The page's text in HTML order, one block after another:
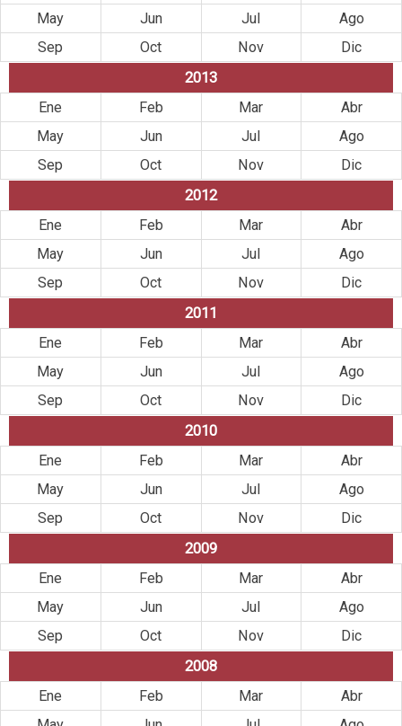
May
Jun Jul
Ago
Sep
Oct Nov
Dic
2013
Ene
Feb Mar
Abr
May
Jun Jul
Ago
Sep
Oct Nov
Dic
2012
Ene
Feb Mar
Abr
May
Jun Jul
Ago
Sep
Oct Nov
Dic
2011
Ene
Feb Mar
Abr
May
Jun Jul
Ago
Sep
Oct Nov
Dic
2010
Ene
Feb Mar
Abr
May
Jun Jul
Ago
Sep
Oct Nov
Dic
2009
Ene
Feb Mar
Abr
May
Jun Jul
Ago
Sep
Oct Nov
Dic
2008
Ene
Feb Mar
Abr